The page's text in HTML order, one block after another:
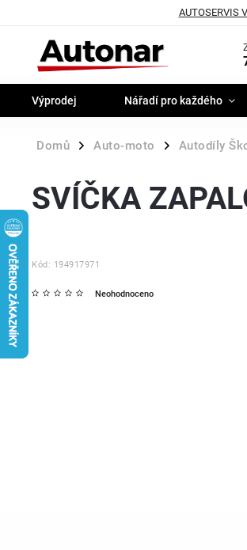
AUTOSERVIS
Výprodej Nářadí pro každého
Domů / Auto-moto / Autodíly
SVÍČKA
Kód: 194917971
Neohodnoceno